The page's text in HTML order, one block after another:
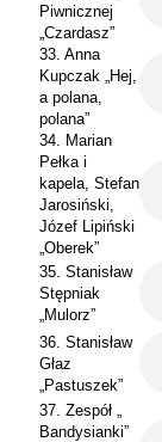
Piwnicznej
„Czardasz”
33. Anna
Kupczak „Hej,
a polana,
polana”
34. Marian
Pełka i
kapela, Stefan
Jarosiński,
Józef Lipiński
„Oberek”
35. Stanisław
Stępniak
„Mulorz”
36. Stanisław
Głaz
„Pastuszek”
37. Zespół „
Bandysianki”